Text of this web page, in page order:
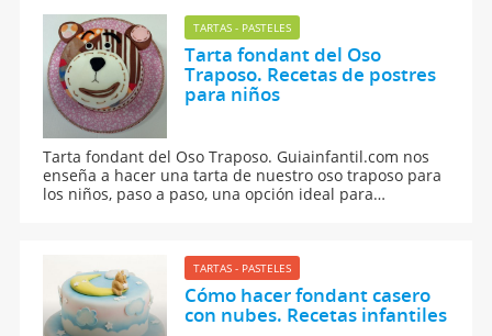
TARTAS - PASTELES
Tarta fondant del Oso
Traposo. Recetas de postres
para niños
Tarta fondant del Oso Traposo. Guiainfantil.com nos
enseña a hacer una tarta de nuestro oso traposo para
los niños, paso a paso, una opción ideal para
TARTAS - PASTELES
Cómo hacer fondant casero
con nubes. Recetas infantiles